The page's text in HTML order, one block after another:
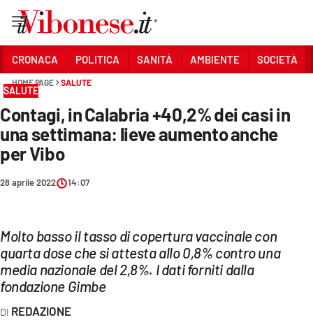
Sezioni
CRONACA
POLITICA
SOCIETÀ
CULTURA
ECONOMIA E LAVORO
CRONACA POLITICA SANITÀ AMBIENTE SOCIETÀ
HOME PAGE SALUTE
SALUTE
Contagi, in Calabria +40,2% dei casi in
una settimana: lieve aumento anche
per Vibo
28 aprile 2022 14:07
Molto basso il tasso di copertura vaccinale con
quarta dose che si attesta allo 0,8% contro una
media nazionale del 2,8%. I dati forniti dalla
fondazione Gimbe
REDAZIONE